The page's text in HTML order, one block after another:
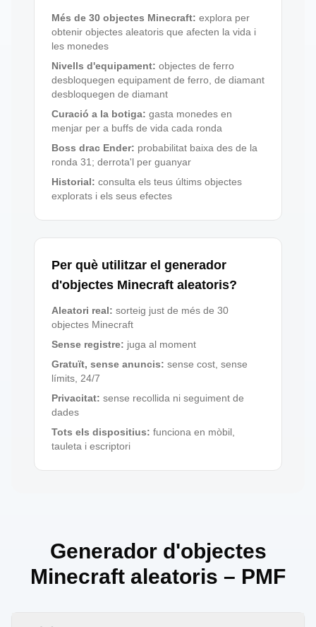
Més de 30 objectes Minecraft: explora per
obtenir objectes aleatoris que afecten la vida i
les monedes
Nivells d'equipament: objectes de ferro
desbloquegen equipament de ferro, de diamant
desbloquegen de diamant
Curació a la botiga: gasta monedes en
menjar per a buffs de vida cada ronda
Boss drac Ender: probabilitat baixa des de la
ronda 31; derrota'l per guanyar
Historial: consulta els teus últims objectes
explorats i els seus efectes
Per què utilitzar el generador
d'objectes Minecraft aleatoris?
Aleatori real: sorteig just de més de 30
objectes Minecraft
Sense registre: juga al moment
Gratuït, sense anuncis: sense cost, sense
límits, 24/7
Privacitat: sense recollida ni seguiment de
dades
Tots els dispositius: funciona en mòbil,
tauleta i escriptori
Generador d'objectes
Minecraft aleatoris – PMF